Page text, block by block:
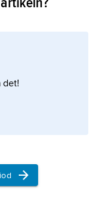
Whitehall
det!